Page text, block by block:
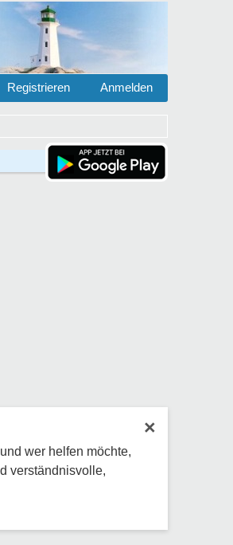
Anmelden
Registrieren
×
wer helfen möchte,
verständnisvolle,